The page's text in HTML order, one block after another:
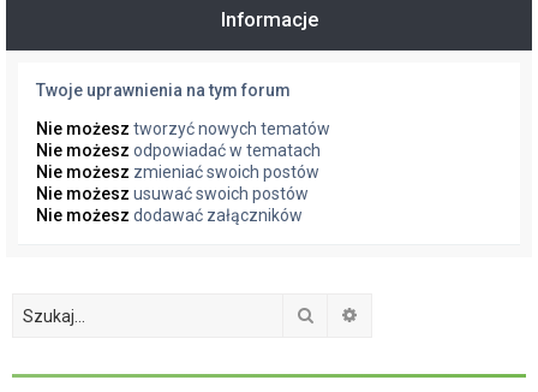
Informacje
Twoje uprawnienia na tym forum
Nie możesz tworzyć nowych tematów
Nie możesz odpowiadać w tematach
Nie możesz zmieniać swoich postów
Nie możesz usuwać swoich postów
Nie możesz dodawać załączników
Szukaj